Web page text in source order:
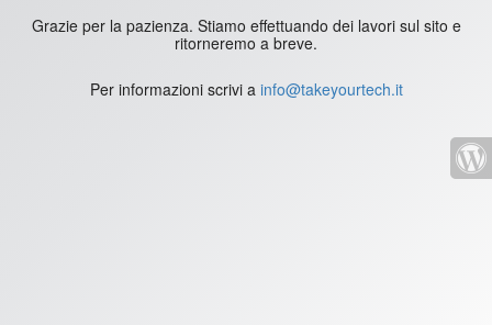
Grazie per la pazienza. Stiamo effettuando dei lavori sul sito e
ritorneremo a breve.
Per informazioni scrivi a info@takeyourtech.it